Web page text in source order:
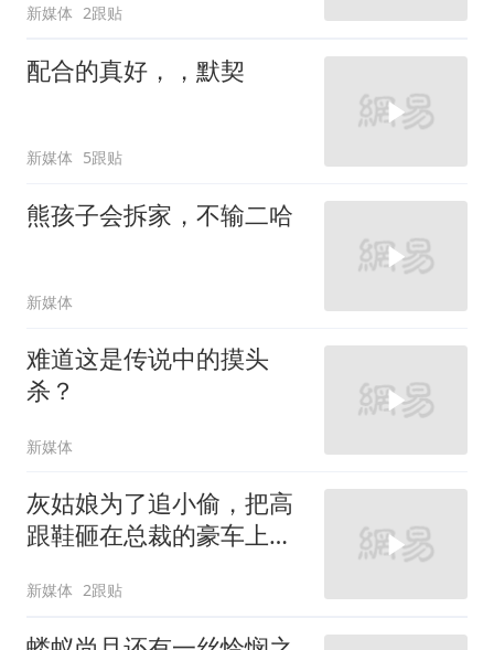
新媒体 2跟贴
配合的真好，，默契
新媒体 5跟贴
熊孩子会拆家，不输二哈
新媒体
难道这是传说中的摸头
杀？
新媒体
灰姑娘为了追小偷，把高
跟鞋砸在总裁的豪车上，
新媒体 2跟贴